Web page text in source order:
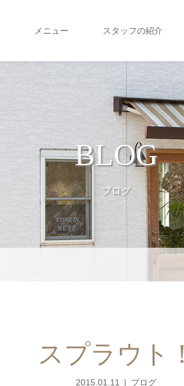
メニュー スタッフの紹介
BLOG
ブログ
スプラウト！
2015.01.11 ブログ